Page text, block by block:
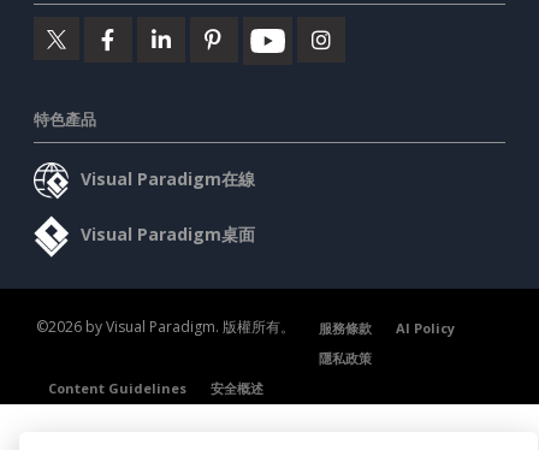
特色產品
Visual Paradigm在線
Visual Paradigm桌面
©2026 by Visual Paradigm. 版權所有。 服務條款
AI Policy
隱私政策
Content Guidelines
安全概述